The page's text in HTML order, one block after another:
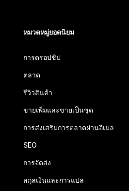
หมวดหมู่ยอดนิยม
การดรอปชิป
ตลาด
รีวิวสินค้า
ขายเพิ่มและขายเป็นชุด
การส่งเสริมการตลาดผ่านอีเมล
SEO
การจัดส่ง
สกุลเงินและการแปล